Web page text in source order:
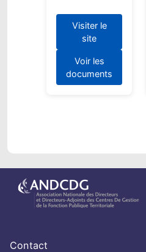
Visiter le
site
Voir les
documents
Menu Pied de page
Contact